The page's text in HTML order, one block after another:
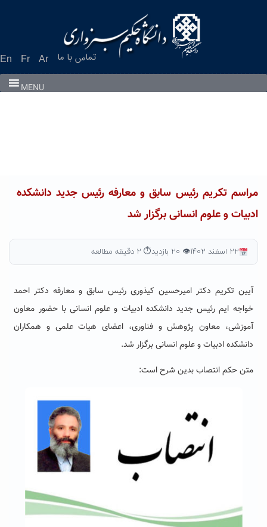
En Fr Ar تماس با ما
MENU
مراسم تکریم رئیس سابق و معارفه رئیس جدید دانشکده
ادبیات و علوم انسانی برگزار شد
۲۲ اسفند ۱۴۰۲ 👁 ۲۰ بازدید ⏱ ۲ دقیقه مطالعه
آیین تکریم دکتر امیرحسین کیذوری رئیس سابق و معارفه دکتر احمد
خواجه ایم رئیس جدید دانشکده ادبیات و علوم انسانی با حضور معاون
آموزشی، معاون پژوهش و فناوری، اعضای هیات علمی و همکاران
دانشکده ادبیات و علوم انسانی برگزار شد.
متن حکم انتصاب بدین شرح است: